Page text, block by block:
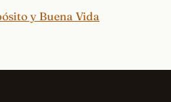
y Buena Vida